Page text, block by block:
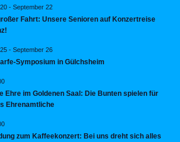
- September 22
Fahrt: Unsere Senioren auf Konzertreise
- September 26
Symposium in Gülchsheim
Ehre im Goldenen Saal: Die Bunten spielen für
Ehrenamtliche
zum Kaffeekonzert: Bei uns dreht sich alles